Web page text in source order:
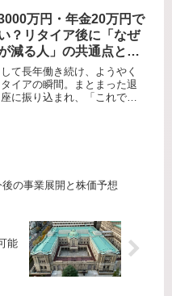
話があるので紹介します。
ところにしなびた村があ...
万円・年金20万円で
？リタイア後に「なぜ
減る人」の共通点と、
に打つべき布石
て長年働き続け、ようやく
イアの瞬間。まとまった退
に振り込まれ、「これでこ
後の事業展開と株価予想
能